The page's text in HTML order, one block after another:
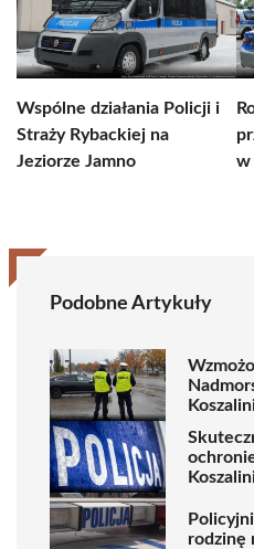
Wspólne działania Policji i
Straży Rybackiej na
Jeziorze Jamno
w
Podobne Artykuły
rodzinę